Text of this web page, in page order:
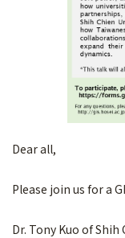
Dear all,
Please join us for a
Dr. Tony Kuo of